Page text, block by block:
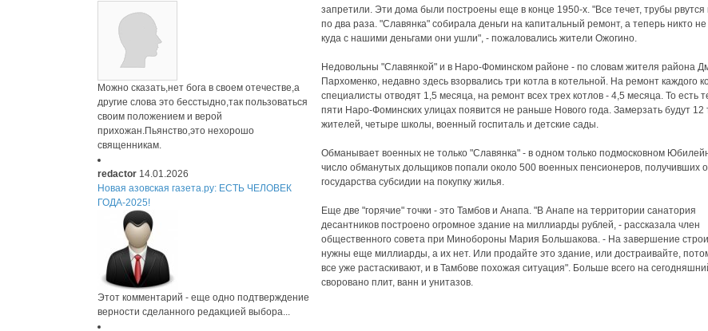
запретили. Эти дома были построены еще в конце 1950-х. "Все течет, трубы рвутся
по два раза. "Славянка" собирала деньги на капитальный ремонт, а теперь никто не
куда с нашими деньгами они ушли", - пожаловались жители Ожогино.
Недовольны "Славянкой" и в Наро-Фоминском районе - по словам жителя района
Пархоменко, недавно здесь взорвались три котла в котельной. На ремонт каждого
специалисты отводят 1,5 месяца, на ремонт всех трех котлов - 4,5 месяца. То есть
пяти Наро-Фоминских улицах появится не раньше Нового года. Замерзать будут 12
жителей, четыре школы, военный госпиталь и детские сады.
Обманывает военных не только "Славянка" - в одном только подмосковном
число обманутых дольщиков попали около 500 военных пенсионеров, получивших
государства субсидии на покупку жилья.
Еще две "горячие" точки - это Тамбов и Анапа. "В Анапе на территории санатория
десантников построено огромное здание на миллиарды рублей, - рассказала член
общественного совета при Минобороны Мария Большакова. - На завершение
нужны еще миллиарды, а их нет. Или продайте это здание, или достраивайте,
все уже растаскивают, и в Тамбове похожая ситуация". Больше всего на
своровано плит, ванн и унитазов.
Можно сказать,нет бога в своем отечестве,а
другие слова это бесстыдно,так пользоваться
своим положением и верой
прихожан.Пьянство,это нехорошо
священникам.
redactor 14.01.2026
Новая азовская газета.ру: ЕСТЬ ЧЕЛОВЕК
ГОДА-2025!
Этот комментарий - еще одно подтверждение
верности сделанного редакцией выбора...